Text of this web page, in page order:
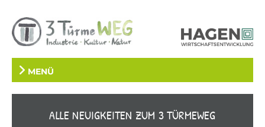
MENÜ
ALLE NEUIGKEITEN ZUM 3 TÜRMEWEG